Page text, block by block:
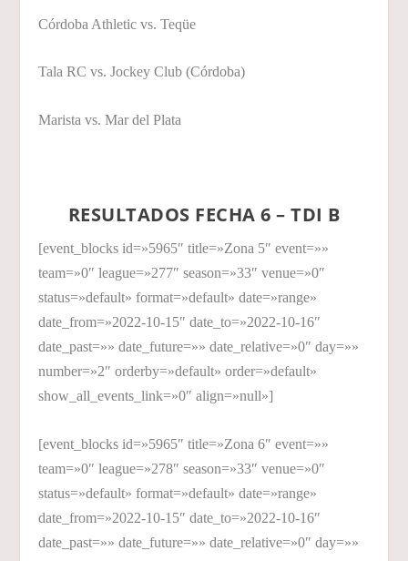
Córdoba Athletic vs. Teqüe
Tala RC vs. Jockey Club (Córdoba)
Marista vs. Mar del Plata
RESULTADOS FECHA 6 – TDI B
[event_blocks id=»5965″ title=»Zona 5″ event=»»
team=»0″ league=»277″ season=»33″ venue=»0″
status=»default» format=»default» date=»range»
date_from=»2022-10-15″ date_to=»2022-10-16″
date_past=»» date_future=»» date_relative=»0″ day=»»
number=»2″ orderby=»default» order=»default»
show_all_events_link=»0″ align=»null»]
[event_blocks id=»5965″ title=»Zona 6″ event=»»
team=»0″ league=»278″ season=»33″ venue=»0″
status=»default» format=»default» date=»range»
date_from=»2022-10-15″ date_to=»2022-10-16″
date_past=»» date_future=»» date_relative=»0″ day=»»